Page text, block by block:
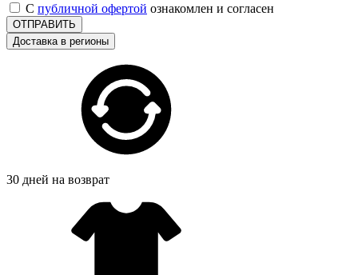
С публичной офертой ознакомлен и согласен
ОТПРАВИТЬ
Доставка в регионы
30 дней на возврат